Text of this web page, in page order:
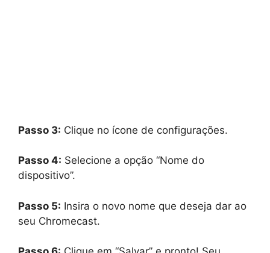
Passo 3: Clique no ícone de configurações.
Passo 4: Selecione a opção “Nome do
dispositivo”.
Passo 5: Insira o novo nome que deseja dar ao
seu Chromecast.